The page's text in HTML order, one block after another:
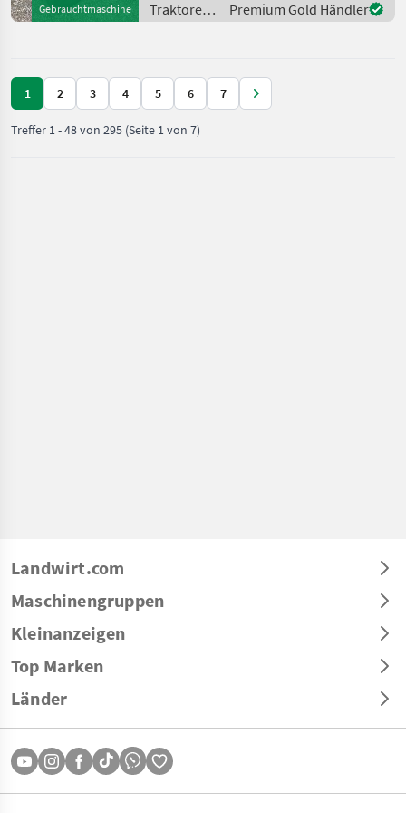
Gebrauchtmaschine
Kriechgang Oldtime
Traktoren
/ Hanomag
Premium Gold Händler
1 2 3 4 5 6 7
Treffer 1-48von 295 (Seite 1 von 7)
Landwirt.com
Maschinengruppen
Kleinanzeigen
Top Marken
Länder